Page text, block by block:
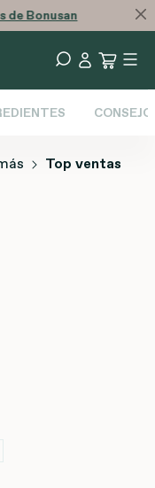
de Bonusan
Top ventas